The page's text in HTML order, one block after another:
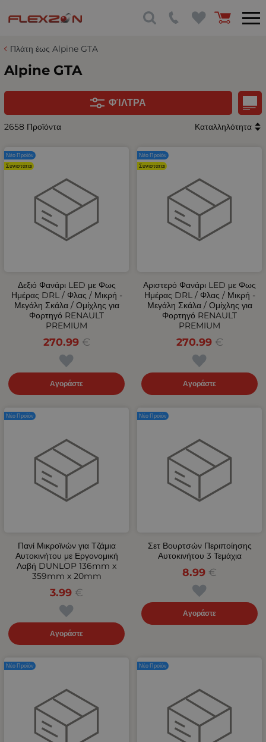
Πλάτη έως Alpine GTA
Alpine GTA
ΦΊΛΤΡΑ
2658 Προϊόντα Καταλληλότητα
Δεξιό Φανάρι LED με Φως
Ημέρας DRL / Φλας / Μικρή -
Μεγάλη Σκάλα / Ομίχλης για
Φορτηγό RENAULT
PREMIUM
270.99 €
Αγοράστε
Νέο Προϊόν
Συνιστάται
Αριστερό Φανάρι LED με Φως
Ημέρας DRL / Φλας / Μικρή -
Μεγάλη Σκάλα / Ομίχλης για
Φορτηγό RENAULT
PREMIUM
270.99 €
Αγοράστε
Νέο Προϊόν
Συνιστάται
Πανί Μικροϊνών για Τζάμια
Αυτοκινήτου με Εργονομική
Λαβή DUNLOP 136mm x
359mm x 20mm
3.99 €
Αγοράστε
Νέο Προϊόν
Σετ Βουρτσών Περιποίησης
Αυτοκινήτου 3 Τεμάχια
8.99 €
Αγοράστε
Νέο Προϊόν
Νέο Προϊόν Νέο Προϊόν